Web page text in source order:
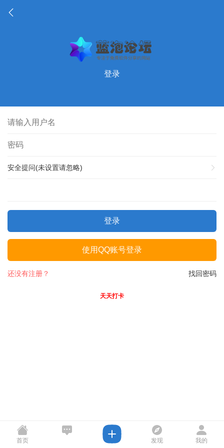
登录
安全提问(未设置请忽略)
登录
使用QQ账号登录
找回密码
还没有注册？
天天打卡
首页 发现 我的